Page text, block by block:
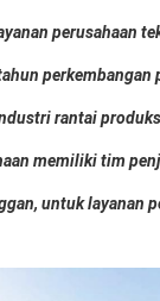
perusahaan
perkembangan
rantai
memiliki tim
untuk layanan